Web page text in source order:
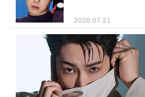
2026.07.21